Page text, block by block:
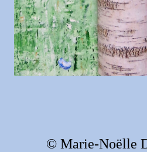
© Marie-Noëlle